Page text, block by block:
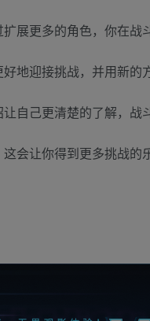
展更多的角色，你在战
地迎接挑战，并用新
自己更清楚的了解，战
会让你得到更多挑战的